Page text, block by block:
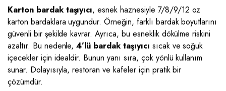
Karton bardak taşıyıcı, esnek haznesiyle 7/8/9/12 oz
karton bardaklara uygundur. Örneğin, farklı bardak boyutlarını
güvenli bir şekilde kavrar. Ayrıca, bu esneklik dökülme riskini
azaltır. Bu nedenle,4’lü bardak taşıyıcı sıcak ve soğuk
içecekler için idealdir. Bunun yanı sıra, çok yönlü kullanım
sunar. Dolayısıyla, restoran ve kafeler için pratik bir
çözümdür.